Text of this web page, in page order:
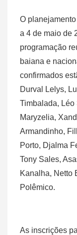
O
a 4 de maio de
programação
baiana e
confirmados
Durval Lelys,
Timbalada, Léo
Maryzelia,
Armandinho,
Porto, Djalma
Tony Sales,
Kanalha, Netto
Polêmico.
As inscrições